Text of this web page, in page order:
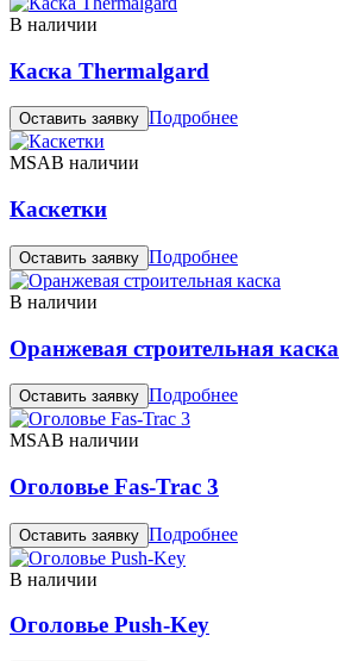
В наличии
Каска Thermalgard
Оставить заявку Подробнее
MSAВ наличии
Каскетки
Оставить заявку Подробнее
В наличии
Оранжевая строительная каска
Оставить заявку Подробнее
MSAВ наличии
Оголовье Fas-Trac 3
Оставить заявку Подробнее
В наличии
Оголовье Push-Key